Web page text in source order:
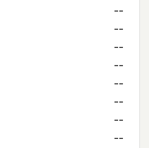
--
--
--
--
--
--
--
--